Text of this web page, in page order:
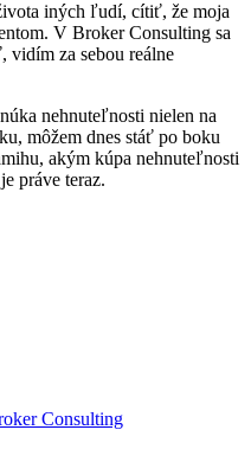
iných ľudí, cítiť, že moja
V Broker Consulting sa
vidím za sebou reálne
nehnuteľnosti nielen na
môžem dnes stáť po boku
akým kúpa nehnuteľnosti
práve teraz.
Consulting